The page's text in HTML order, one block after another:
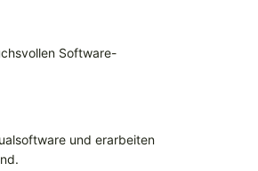
Software-
und erarbeiten